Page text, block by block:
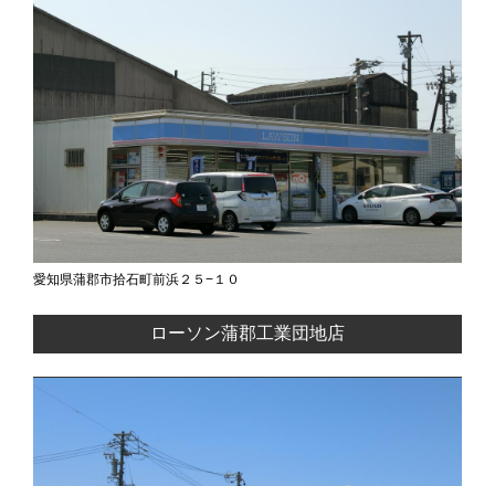
愛知県蒲郡市拾石町前浜２５−１０
ローソン蒲郡工業団地店